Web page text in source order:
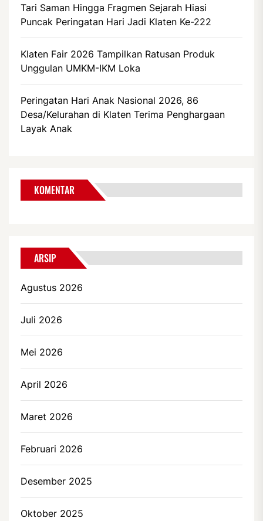
Tari Saman Hingga Fragmen Sejarah Hiasi
Puncak Peringatan Hari Jadi Klaten Ke-222
Klaten Fair 2026 Tampilkan Ratusan Produk
Unggulan UMKM-IKM Loka
Peringatan Hari Anak Nasional 2026, 86
Desa/Kelurahan di Klaten Terima Penghargaan
Layak Anak
KOMENTAR
ARSIP
Agustus 2026
Juli 2026
Mei 2026
April 2026
Maret 2026
Februari 2026
Desember 2025
Oktober 2025